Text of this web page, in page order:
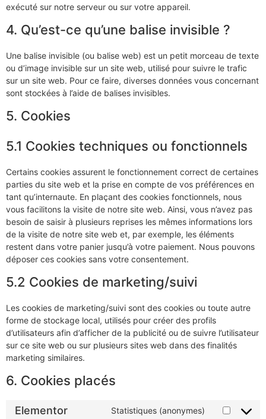
exécuté sur notre serveur ou sur votre appareil.
4. Qu’est-ce qu’une balise invisible ?
Une balise invisible (ou balise web) est un petit morceau de texte
ou d’image invisible sur un site web, utilisé pour suivre le trafic
sur un site web. Pour ce faire, diverses données vous concernant
sont stockées à l’aide de balises invisibles.
5. Cookies
5.1 Cookies techniques ou fonctionnels
Certains cookies assurent le fonctionnement correct de certaines
parties du site web et la prise en compte de vos préférences en
tant qu’internaute. En plaçant des cookies fonctionnels, nous
vous facilitons la visite de notre site web. Ainsi, vous n’avez pas
besoin de saisir à plusieurs reprises les mêmes informations lors
de la visite de notre site web et, par exemple, les éléments
restent dans votre panier jusqu’à votre paiement. Nous pouvons
déposer ces cookies sans votre consentement.
5.2 Cookies de marketing/suivi
Les cookies de marketing/suivi sont des cookies ou toute autre
forme de stockage local, utilisés pour créer des profils
d’utilisateurs afin d’afficher de la publicité ou de suivre l’utilisateur
sur ce site web ou sur plusieurs sites web dans des finalités
marketing similaires.
6. Cookies placés
Elementor Statistiques (anonymes)